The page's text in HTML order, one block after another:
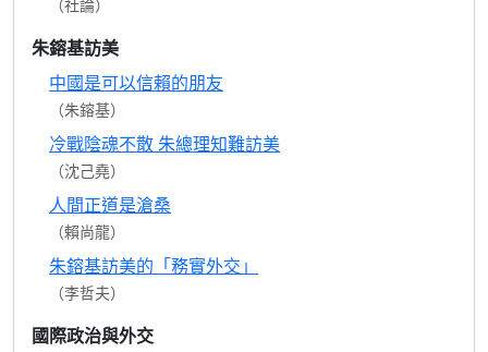
（社論）
朱鎔基訪美
中國是可以信賴的朋友
（朱鎔基）
冷戰陰魂不散 朱總理知難訪美
（沈己堯）
人間正道是滄桑
（賴尚龍）
朱鎔基訪美的「務實外交」
（李哲夫）
國際政治與外交